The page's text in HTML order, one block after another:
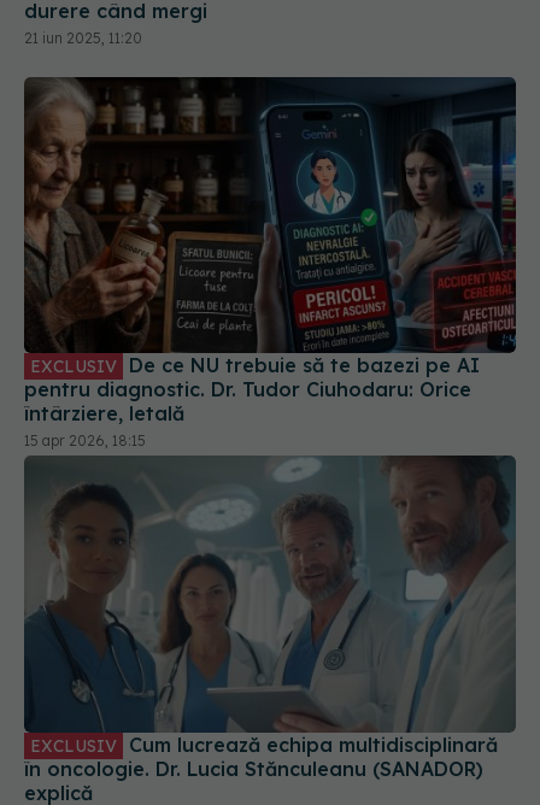
durere când mergi
21 iun 2025, 11:20
EXCLUSIV
pentru diagnostic. Dr. Tudor Ciuhodaru: Orice
întârziere, letală
15 apr 2026, 18:15
EXCLUSIV
în oncologie. Dr. Lucia Stănculeanu (SANADOR)
explică